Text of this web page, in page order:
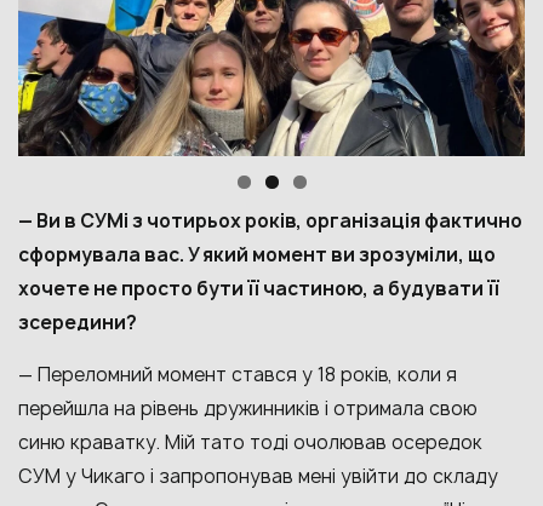
— Ви в СУМі з чотирьох років, організація фактично
сформувала вас. У який момент ви зрозуміли, що
хочете не просто бути її частиною, а будувати її
зсередини?
— Переломний момент стався у 18 років, коли я
перейшла на рівень дружинників і отримала свою
синю краватку. Мій тато тоді очолював осередок
СУМ у Чикаго і запропонував мені увійти до складу